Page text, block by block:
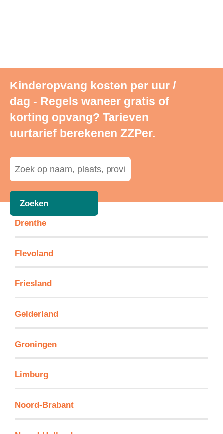
Kinderopvang kosten per uur /
dag - Regels waneer gratis of
korting opvang? Tarieven
uurtarief berekenen ZZPer.
Zoeken
Drenthe
Flevoland
Friesland
Gelderland
Groningen
Limburg
Noord-Brabant